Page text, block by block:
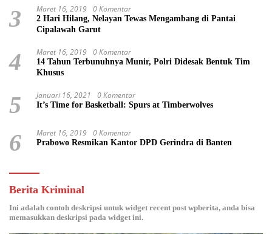
3 Maret 16, 2019 0 Komentar
2 Hari Hilang, Nelayan Tewas Mengambang di Pantai
Cipalawah Garut
4 Maret 16, 2019 0 Komentar
14 Tahun Terbunuhnya Munir, Polri Didesak Bentuk Tim
Khusus
5 Januari 16, 2021 0 Komentar
It’s Time for Basketball: Spurs at Timberwolves
6 Maret 16, 2019 0 Komentar
Prabowo Resmikan Kantor DPD Gerindra di Banten
Berita Kriminal
Ini adalah contoh deskripsi untuk widget recent post wpberita, anda bisa
memasukkan deskripsi pada widget ini.